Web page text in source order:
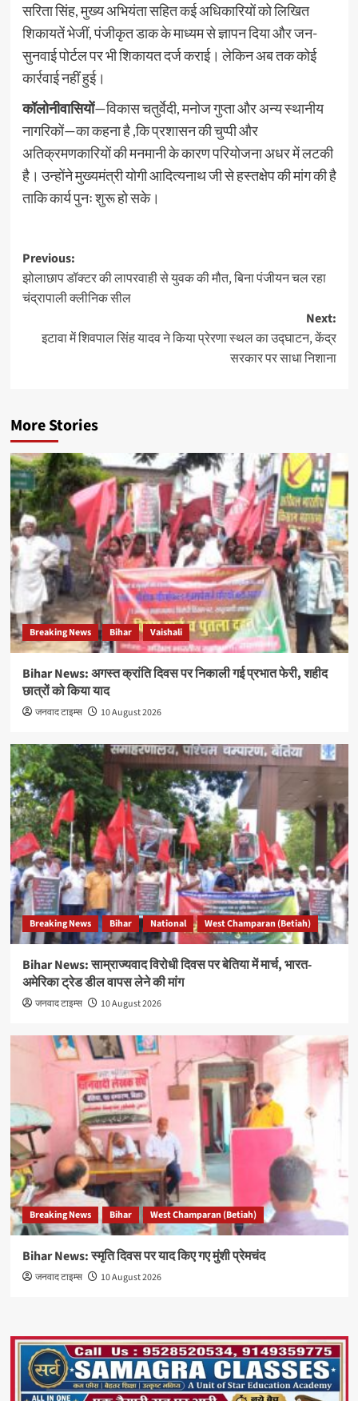
सरिता सिंह, मुख्य अभियंता सहित कई अधिकारियों को लिखित
शिकायतें भेजीं, पंजीकृत डाक के माध्यम से ज्ञापन दिया और जन-
सुनवाई पोर्टल पर भी शिकायत दर्ज कराई। लेकिन अब तक कोई
कार्रवाई नहीं हुई।
कॉलोनीवासियों—विकास चतुर्वेदी, मनोज गुप्ता और अन्य स्थानीय
नागरिकों—का कहना है ,कि प्रशासन की चुप्पी और
अतिक्रमणकारियों की मनमानी के कारण परियोजना अधर में लटकी
है। उन्होंने मुख्यमंत्री योगी आदित्यनाथ जी से हस्तक्षेप की मांग की है
ताकि कार्य पुनः शुरू हो सके।
Post
navigation
Previous:
झोलाछाप डॉक्टर की लापरवाही से युवक की मौत, बिना पंजीयन चल रहा
चंद्रापाली क्लीनिक सील
Next:
इटावा में शिवपाल सिंह यादव ने किया प्रेरणा स्थल का उद्घाटन, केंद्र
सरकार पर साधा निशाना
More Stories
Breaking News Bihar Vaishali
Bihar News: अगस्त क्रांति दिवस पर निकाली गई प्रभात फेरी, शहीद
छात्रों को किया याद
जनवाद टाइम्स 10 August 2026
Breaking News Bihar National West Champaran (Betiah)
Bihar News: साम्राज्यवाद विरोधी दिवस पर बेतिया में मार्च, भारत-
अमेरिका ट्रेड डील वापस लेने की मांग
जनवाद टाइम्स 10 August 2026
Breaking News Bihar West Champaran (Betiah)
Bihar News: स्मृति दिवस पर याद किए गए मुंशी प्रेमचंद
जनवाद टाइम्स 10 August 2026